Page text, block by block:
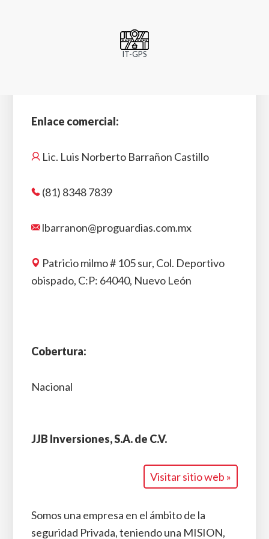
IT-GPS
Enlace comercial:
Lic. Luis Norberto Barrañon Castillo
(81) 8348 7839
lbarranon@proguardias.com.mx
Patricio milmo # 105 sur, Col. Deportivo
obispado, C:P: 64040, Nuevo León
Cobertura:
Nacional
JJB Inversiones, S.A. de C.V.
Visitar sitio web »
Somos una empresa en el ámbito de la
seguridad Privada, teniendo una MISION,